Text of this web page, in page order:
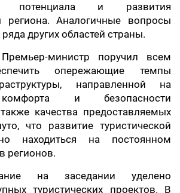
потенциала и развития
региона. Аналогичные вопросы
других областей страны.
министр поручил всем
опережающие темпы
направленной на
и безопасности
качества предоставляемых
что развитие туристической
находиться на постоянном
регионов.
на заседании уделено
туристических проектов. В